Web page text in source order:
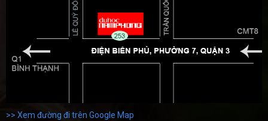
>> Xem đường đi trên Google Map